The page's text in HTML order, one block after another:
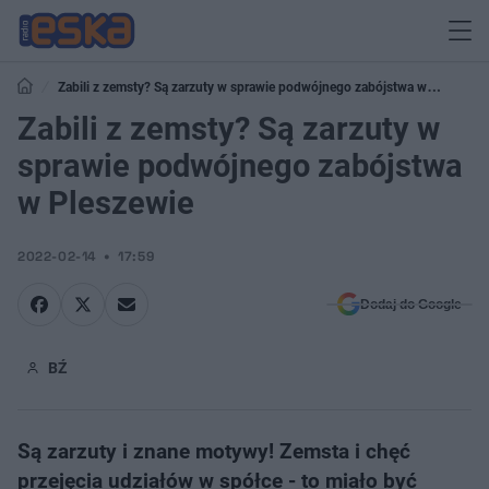
Zabili z zemsty? Są zarzuty w sprawie podwójnego zabójstwa w
Pleszewie
Zabili z zemsty? Są zarzuty w
sprawie podwójnego zabójstwa
w Pleszewie
2022-02-14 17:59
Dodaj do Google
BŹ
Są zarzuty i znane motywy! Zemsta i chęć
przejęcia udziałów w spółce - to miało być